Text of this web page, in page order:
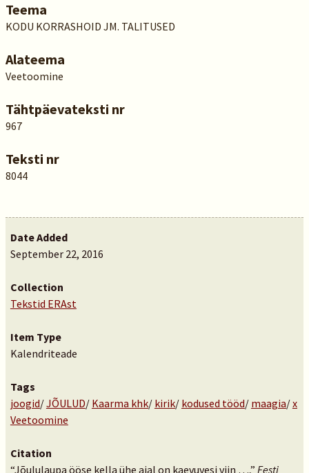
Teema
KODU KORRASHOID JM. TALITUSED
Alateema
Veetoomine
Tähtpäevateksti nr
967
Teksti nr
8044
Date Added
September 22, 2016
Collection
Tekstid ERAst
Item Type
Kalendriteade
Tags
joogid/JÕULUD/ Kaarma khk/ kirik/ kodused tööd/ maagia/x
Veetoomine
Citation
“Jõululaupa ööse kella ühe ajal on kaevuvesi viin …,” Eesti